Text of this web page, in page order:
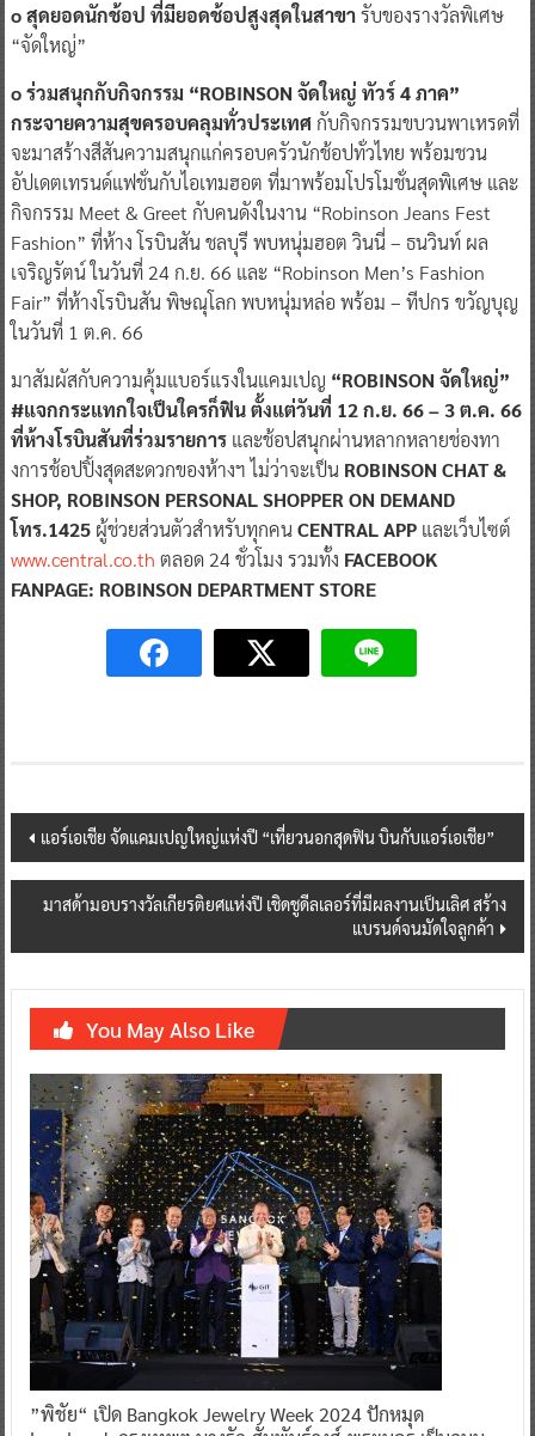
o สุดยอดนักช้อป ที่มียอดช้อปสูงสุดในสาขารับของรางวัลพิเศษ
“จัดใหญ่”
o ร่วมสนุกกับกิจกรรม “ROBINSON จัดใหญ่ ทัวร์ 4 ภาค”
กระจายความสุขครอบคลุมทั่วประเทศกับกิจกรรมขบวนพาเหรดที่
จะมาสร้างสีสันความสนุกแก่ครอบครัวนักช้อปทั่วไทย พร้อมชวน
อัปเดตเทรนด์แฟชั่นกับไอเทมฮอต ที่มาพร้อมโปรโมชั่นสุดพิเศษ และ
กิจกรรม Meet & Greet กับคนดังในงาน “Robinson Jeans Fest
Fashion” ที่ห้าง โรบินสัน ชลบุรี พบหนุ่มฮอต วินนี่ – ธนวินท์ ผล
เจริญรัตน์ ในวันที่ 24 ก.ย. 66 และ “Robinson Men’s Fashion
Fair” ที่ห้างโรบินสัน พิษณุโลก พบหนุ่มหล่อ พร้อม – ทีปกร ขวัญบุญ
ในวันที่ 1 ต.ค. 66
มาสัมผัสกับความคุ้มแบอร์แรงในแคมเปญ “ROBINSON จัดใหญ่”
#แจกกระแทกใจเป็นใครก็ฟิน ตั้งแต่วันที่ 12 ก.ย. 66 – 3 ต.ค. 66
ที่ห้างโรบินสันที่ร่วมรายการและช้อปสนุกผ่านหลากหลายช่องทา
งการช้อปปิ้งสุดสะดวกของห้างฯ ไม่ว่าจะเป็น ROBINSON CHAT &
SHOP, ROBINSON PERSONAL SHOPPER ON DEMAND
โทร.1425ผู้ช่วยส่วนตัวสำหรับทุกคนCENTRAL APPและเว็บไซต์
www.central.co.th ตลอด 24 ชั่วโมง รวมทั้ง FACEBOOK
FANPAGE: ROBINSON DEPARTMENT STORE
Post
navigation
แอร์เอเชีย จัดแคมเปญใหญ่แห่งปี “เที่ยวนอกสุดฟิน บินกับแอร์เอเชีย”
มาสด้ามอบรางวัลเกียรติยศแห่งปี เชิดชูดีลเลอร์ที่มีผลงานเป็นเลิศ สร้าง
แบรนด์จนมัดใจลูกค้า
You May Also Like
”พิชัย“ เปิด Bangkok Jewelry Week 2024 ปักหมุด